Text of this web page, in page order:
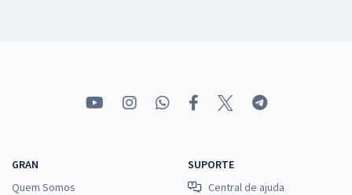
GRAN
Quem Somos
SUPORTE
Central de ajuda